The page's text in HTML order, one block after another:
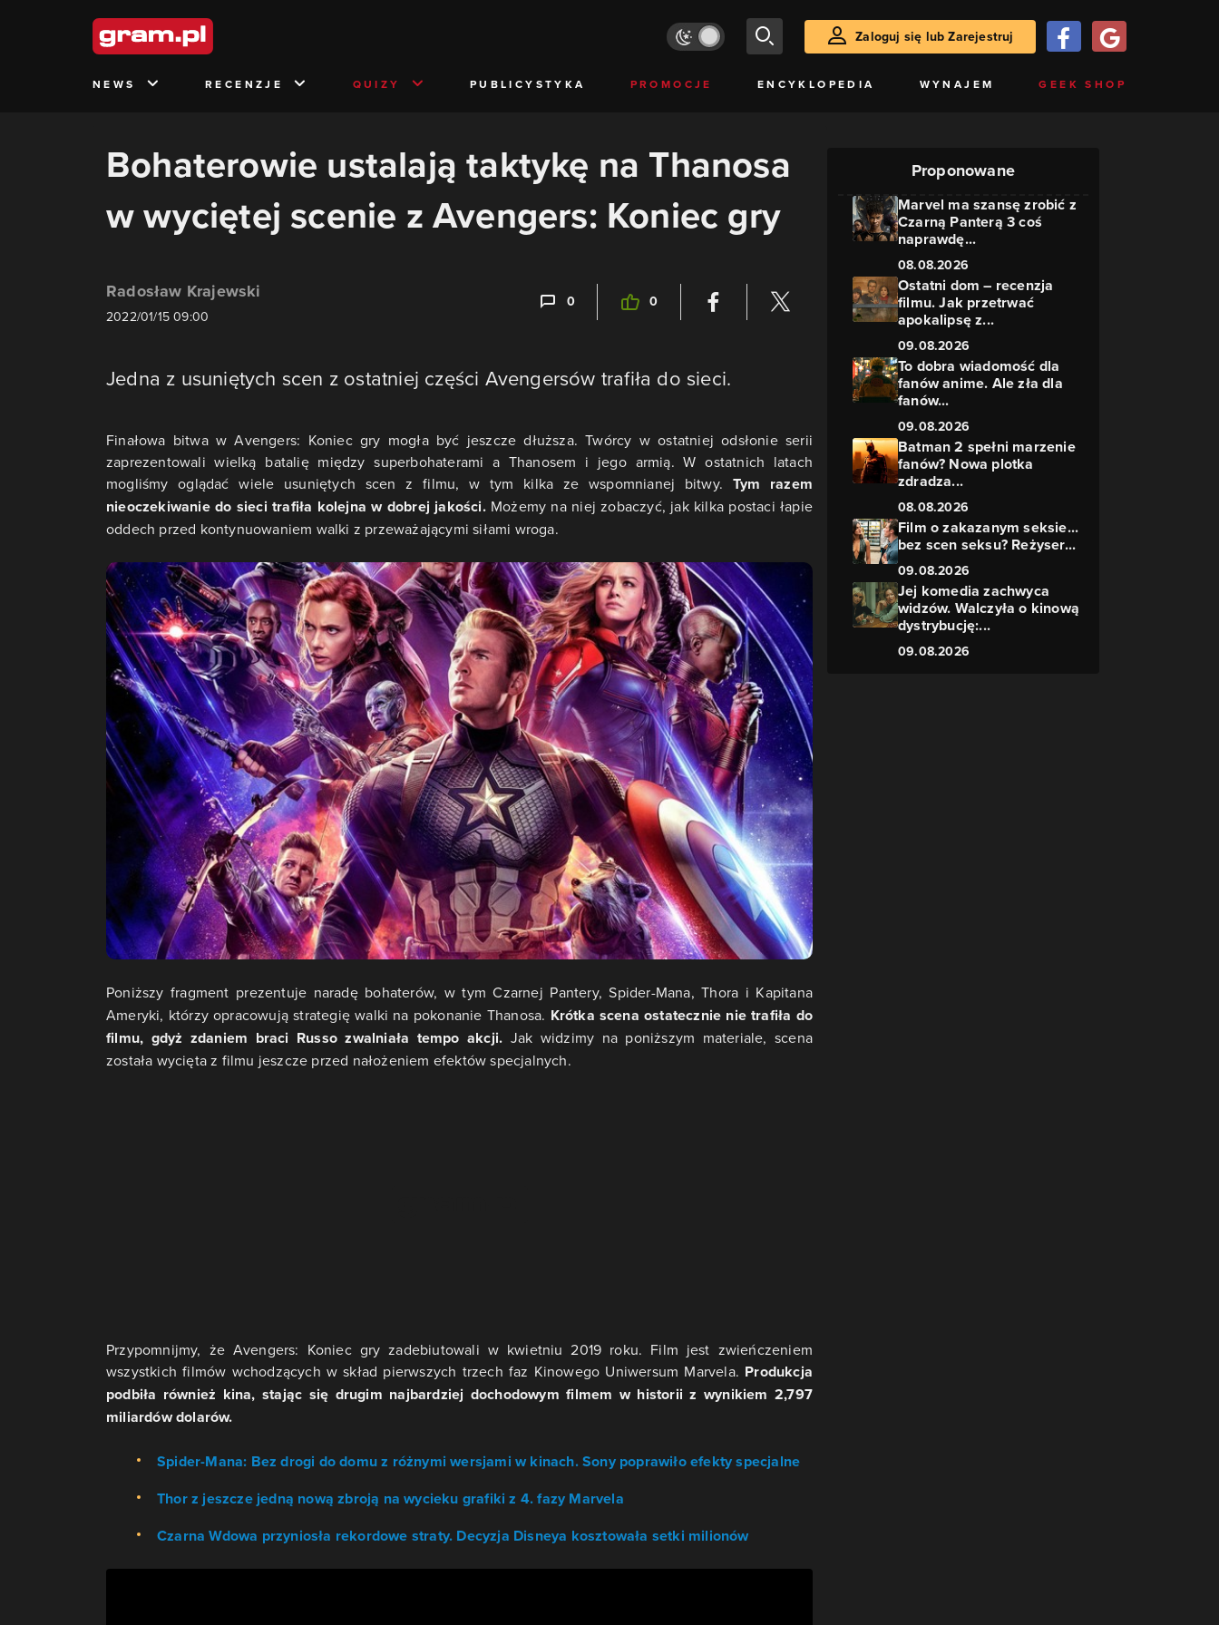
Zaloguj się lub Zarejestruj
NEWS RECENZJE QUIZY PUBLICYSTYKA PROMOCJE ENCYKLOPEDIA WYNAJEM GEEK SHOP
Bohaterowie ustalają taktykę na Thanosa
w wyciętej scenie z Avengers: Koniec gry
Radosław Krajewski
2022/01/15 09:00
0 0
Jedna z usuniętych scen z ostatniej części Avengersów trafiła do sieci.
Finałowa bitwa w Avengers: Koniec gry mogła być jeszcze dłuższa. Twórcy w ostatniej odsłonie serii
zaprezentowali wielką batalię między superbohaterami a Thanosem i jego armią. W ostatnich latach
mogliśmy oglądać wiele usuniętych scen z filmu, w tym kilka ze wspomnianej bitwy. Tym razem
nieoczekiwanie do sieci trafiła kolejna w dobrej jakości. Możemy na niej zobaczyć, jak kilka postaci łapie
oddech przed kontynuowaniem walki z przeważającymi siłami wroga.
Poniższy fragment prezentuje naradę bohaterów, w tym Czarnej Pantery, Spider-Mana, Thora i Kapitana
Ameryki, którzy opracowują strategię walki na pokonanie Thanosa. Krótka scena ostatecznie nie trafiła do
filmu, gdyż zdaniem braci Russo zwalniała tempo akcji. Jak widzimy na poniższym materiale, scena
została wycięta z filmu jeszcze przed nałożeniem efektów specjalnych.
Przypomnijmy, że Avengers: Koniec gry zadebiutowali w kwietniu 2019 roku. Film jest zwieńczeniem
wszystkich filmów wchodzących w skład pierwszych trzech faz Kinowego Uniwersum Marvela. Produkcja
podbiła również kina, stając się drugim najbardziej dochodowym filmem w historii z wynikiem 2,797
miliardów dolarów.
Spider-Mana: Bez drogi do domu z różnymi wersjami w kinach. Sony poprawiło efekty specjalne
Thor z jeszcze jedną nową zbroją na wycieku grafiki z 4. fazy Marvela
Czarna Wdowa przyniosła rekordowe straty. Decyzja Disneya kosztowała setki milionów
Proponowane
Marvel ma szansę zrobić z
Czarną Panterą 3 coś
naprawdę...
08.08.2026
Ostatni dom – recenzja
filmu. Jak przetrwać
apokalipsę z...
09.08.2026
To dobra wiadomość dla
fanów anime. Ale zła dla
fanów...
09.08.2026
Batman 2 spełni marzenie
fanów? Nowa plotka
zdradza...
08.08.2026
Film o zakazanym seksie...
bez scen seksu? Reżyser...
09.08.2026
Jej komedia zachwyca
widzów. Walczyła o kinową
dystrybucję:...
09.08.2026